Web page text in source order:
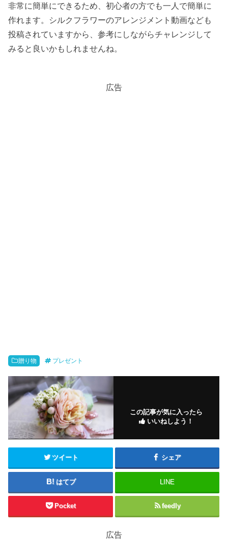
非常に簡単にできるため、初心者の方でも一人で簡単に
作れます。シルクフラワーのアレンジメント動画なども
投稿されていますから、参考にしながらチャレンジして
みると良いかもしれませんね。
広告
贈り物 プレゼント
この記事が気に入ったら
いいねしよう！
ツイート シェア
はてブ LINE
Pocket feedly
広告